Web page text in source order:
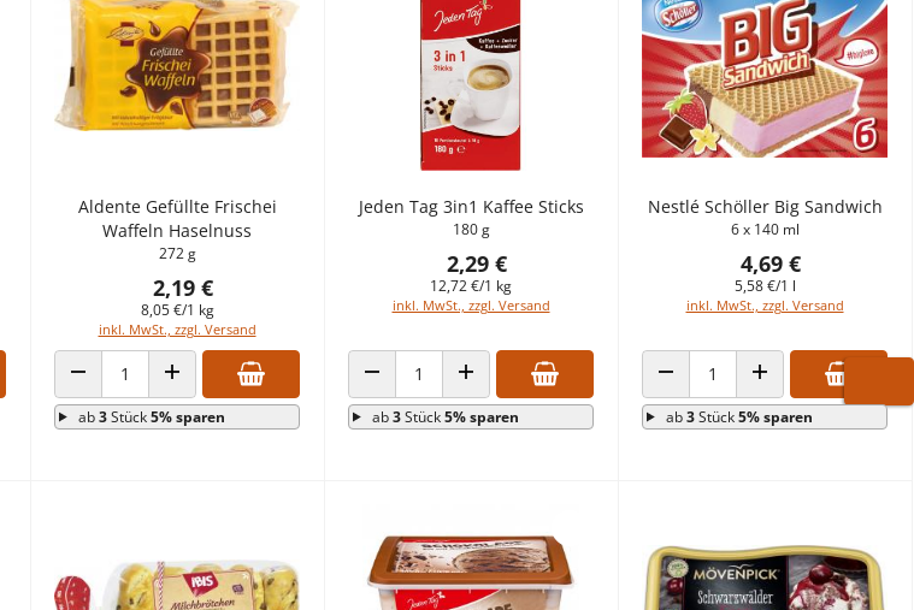
Aldente Gefüllte Frischei
Waffeln Haselnuss
272 g
2,19 €
8,05 €/1 kg
inkl. MwSt., zzgl. Versand
ANZAHL VERRINGERNANZAHL ERHÖHEN
ab3Stück5% sparen
Jeden Tag 3in1 Kaffee Sticks
180 g
2,29 €
12,72 €/1 kg
inkl. MwSt., zzgl. Versand
ANZAHL VERRINGERNANZAHL ERHÖHEN
ab3Stück5% sparen
Nestlé Schöller Big Sandwich
6 x 140 ml
4,69 €
5,58 €/1 l
inkl. MwSt., zzgl. Versand
ANZAHL VERRINGERNANZAHL ERHÖHEN
ab3Stück5% sparen